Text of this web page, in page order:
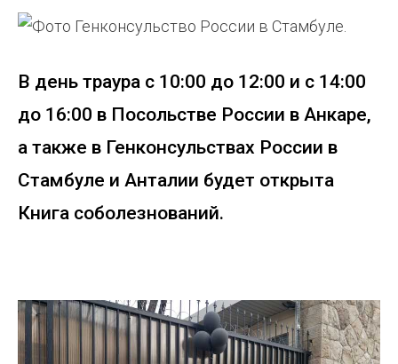
В день траура с 10:00 до 12:00 и с 14:00
до 16:00 в Посольстве России в Анкаре,
а также в Генконсульствах России в
Стамбуле и Анталии будет открыта
Книга соболезнований.